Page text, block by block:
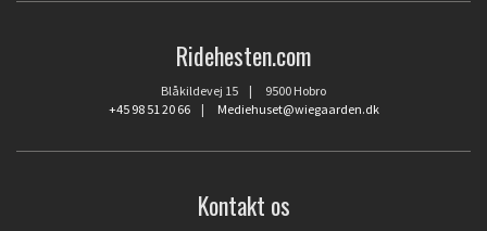
Ridehesten.com
Blåkildevej 15 | 9500 Hobro
+45 98 51 20 66| Mediehuset@wiegaarden.dk
Kontakt os